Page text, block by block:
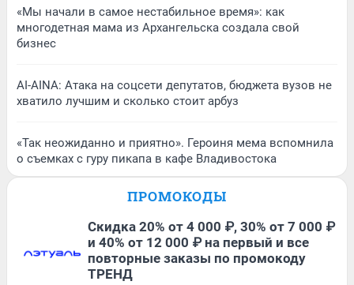
«Мы начали в самое нестабильное время»: как
многодетная мама из Архангельска создала свой
бизнес
AI-AINA: Атака на соцсети депутатов, бюджета вузов не
хватило лучшим и сколько стоит арбуз
«Так неожиданно и приятно». Героиня мема вспомнила
о съемках с гуру пикапа в кафе Владивостока
ПРОМОКОДЫ
Скидка 20% от 4 000 ₽, 30% от 7 000 ₽
и 40% от 12 000 ₽ на первый и все
повторные заказы по промокоду
ТРЕНД